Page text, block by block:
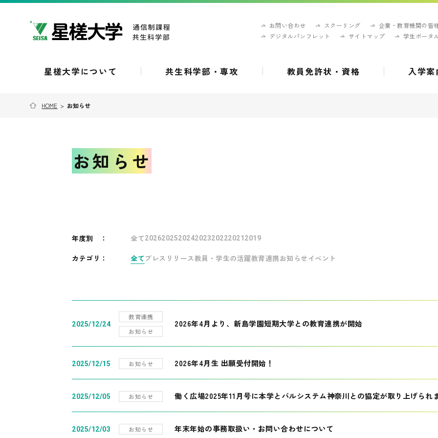
お問い合わせ スクーリング
企業・教育機関の皆
デジタルパンフレット
サイトマップ 学生ポータ
星槎大学について 共生科学部・専攻 教員免許状・資格 入学案
HOME > お知らせ
お知らせ
年度別 ： 全て202620252024202320222021 2019
カテゴリ： 全て プレスリリース教員・学生の活躍教育連携お知らせ イベント
2025/12/24
教育連携
お知らせ
2026年4月より、新島学園短期大学との教育連携が開始
2025/12/15 お知らせ 2026年4月生 出願受付開始！
2025/12/05 お知らせ 働く広場2025年11月号に本学とパルシステム神奈川との協定が取り上げられ
2025/12/03 お知らせ 年末年始の事務取扱い・お問い合わせについて